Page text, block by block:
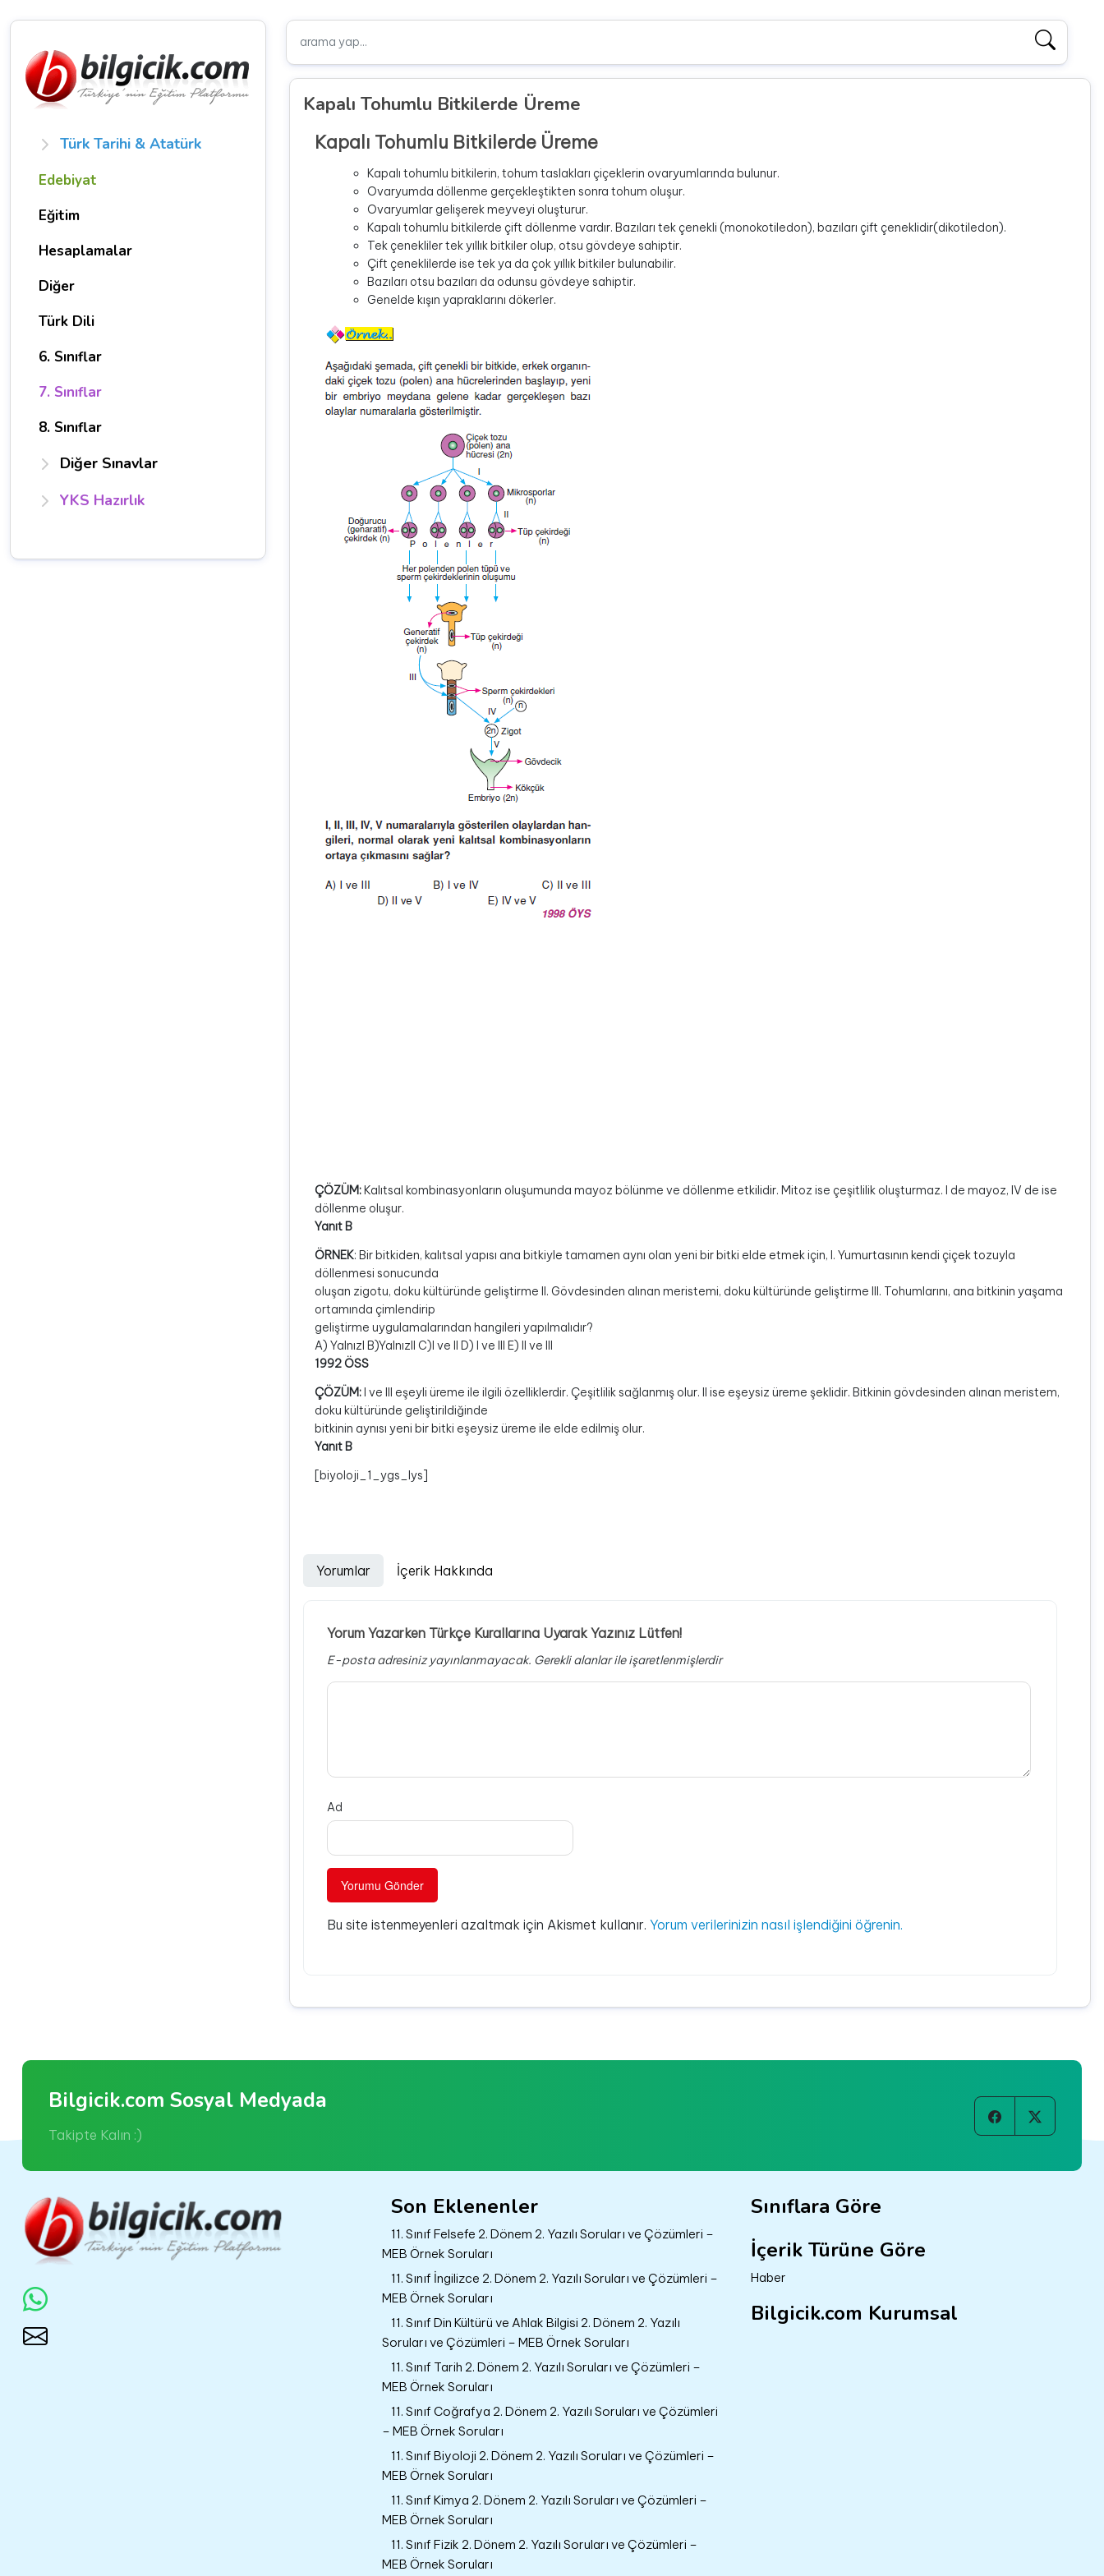
Türk Tarihi & Atatürk
Edebiyat
Eğitim
Hesaplamalar
Diğer
Türk Dili
6. Sınıflar
7. Sınıflar
8. Sınıflar
Diğer Sınavlar
YKS Hazırlık
Kapalı Tohumlu Bitkilerde Üreme
Kapalı Tohumlu Bitkilerde Üreme
Kapalı tohumlu bitkilerin, tohum taslakları çiçeklerin ovaryumlarında bulunur.
Ovaryumda döllenme gerçekleştikten sonra tohum oluşur.
Ovaryumlar gelişerek meyveyi oluşturur.
Kapalı tohumlu bitkilerde çift döllenme vardır. Bazıları tek çenekli (monokotiledon), bazıları çift çeneklidir(dikotiledon).
Tek çenekliler tek yıllık bitkiler olup, otsu gövdeye sahiptir.
Çift çeneklilerde ise tek ya da çok yıllık bitkiler bulunabilir.
Bazıları otsu bazıları da odunsu gövdeye sahiptir.
Genelde kışın yapraklarını dökerler.
ÇÖZÜM:Kalıtsal kombinasyonların oluşumunda mayoz bölünme ve döllenme etkilidir. Mitoz ise çeşitlilik oluşturmaz. I de mayoz, IV de ise
döllenme oluşur.
Yanıt B
ÖRNEK: Bir bitkiden, kalıtsal yapısı ana bitkiyle tamamen aynı olan yeni bir bitki elde etmek için, I. Yumurtasının kendi çiçek tozuyla
döllenmesi sonucunda
oluşan zigotu, doku kültüründe geliştirme II. Gövdesinden alınan meristemi, doku kültüründe geliştirme III. Tohumlarını, ana bitkinin yaşama
ortamında çimlendirip
geliştirme uygulamalarından hangileri yapılmalıdır?
A) YalnızI B)YalnızII C)I ve II D) I ve III E) II ve III
1992 ÖSS
ÇÖZÜM:I ve III eşeyli üreme ile ilgili özelliklerdir. Çeşitlilik sağlanmış olur. II ise eşeysiz üreme şeklidir. Bitkinin gövdesinden alınan meristem,
doku kültüründe geliştirildiğinde
bitkinin aynısı yeni bir bitki eşeysiz üreme ile elde edilmiş olur.
Yanıt B
[biyoloji_1_ygs_lys]
Yorumlar İçerik Hakkında
Yorum Yazarken Türkçe Kurallarına Uyarak Yazınız Lütfen!
E-posta adresiniz yayınlanmayacak. Gerekli alanlarile işaretlenmişlerdir
Ad
Bu site istenmeyenleri azaltmak için Akismet kullanır. Yorum verilerinizin nasıl işlendiğini öğrenin.
Bilgicik.com Sosyal Medyada
Takipte Kalın :)
Son Eklenenler
11. Sınıf Felsefe 2. Dönem 2. Yazılı Soruları ve Çözümleri –
MEB Örnek Soruları
11. Sınıf İngilizce 2. Dönem 2. Yazılı Soruları ve Çözümleri –
MEB Örnek Soruları
11. Sınıf Din Kültürü ve Ahlak Bilgisi 2. Dönem 2. Yazılı
Soruları ve Çözümleri – MEB Örnek Soruları
11. Sınıf Tarih 2. Dönem 2. Yazılı Soruları ve Çözümleri –
MEB Örnek Soruları
11. Sınıf Coğrafya 2. Dönem 2. Yazılı Soruları ve Çözümleri
– MEB Örnek Soruları
11. Sınıf Biyoloji 2. Dönem 2. Yazılı Soruları ve Çözümleri –
MEB Örnek Soruları
11. Sınıf Kimya 2. Dönem 2. Yazılı Soruları ve Çözümleri –
MEB Örnek Soruları
11. Sınıf Fizik 2. Dönem 2. Yazılı Soruları ve Çözümleri –
MEB Örnek Soruları
Sınıflara Göre
İçerik Türüne Göre
Haber
Bilgicik.com Kurumsal